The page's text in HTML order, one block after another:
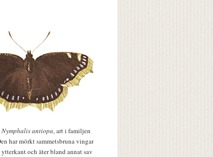
Nymphalis antiopa, art i familjen
har mörkt sammetsbruna vingar
och äter bland annat sav